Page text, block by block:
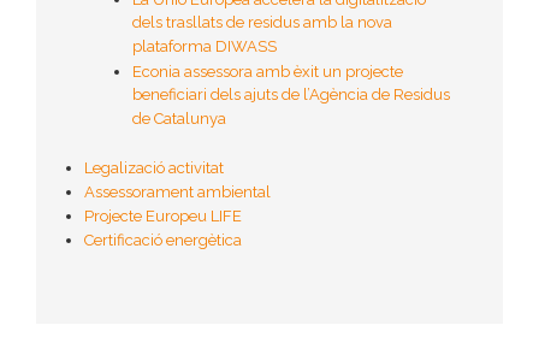
dels trasllats de residus amb la nova
plataforma DIWASS
Econia assessora amb èxit un projecte
beneficiari dels ajuts de l’Agència de Residus
de Catalunya
Legalizació activitat
Assessorament ambiental
Projecte Europeu LIFE
Certificació energètica